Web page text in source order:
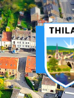
Skip
to
content
Skip
to
left
sidebar
Skip
to
footer